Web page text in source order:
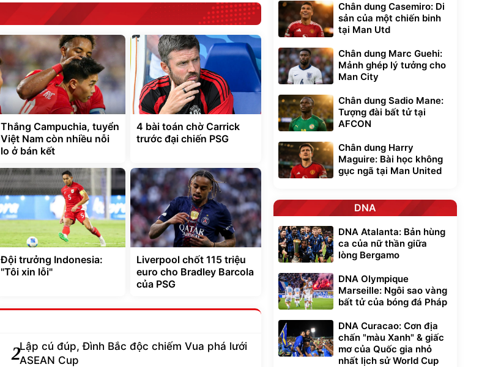
Thắng Campuchia, tuyển
Việt Nam còn nhiều nỗi
lo ở bán kết
4 bài toán chờ Carrick
trước đại chiến PSG
Đội trưởng Indonesia:
"Tôi xin lỗi"
Liverpool chốt 115 triệu
euro cho Bradley Barcola
của PSG
2Lập cú đúp, Đình Bắc độc chiếm Vua phá lưới
ASEAN Cup
Chân dung Casemiro: Di
sản của một chiến binh
tại Man Utd
Chân dung Marc Guehi:
Mảnh ghép lý tưởng cho
Man City
Chân dung Sadio Mane:
Tượng đài bất tử tại
AFCON
Chân dung Harry
Maguire: Bài học không
gục ngã tại Man United
DNA
DNA Atalanta: Bản hùng
ca của nữ thần giữa
lòng Bergamo
DNA Olympique
Marseille: Ngôi sao vàng
bất tử của bóng đá Pháp
DNA Curacao: Cơn địa
chấn "màu Xanh" & giấc
mơ của Quốc gia nhỏ
nhất lịch sử World Cup